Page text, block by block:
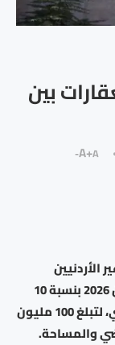
بين
A+A-
الأردنيين
للعقارات في المملكة خلال النصف الأول من 2026 بنسبة 10
بالمئة مقارنة بالفترة ذاتها من العام الماضي، لتبلغ 100 مليون